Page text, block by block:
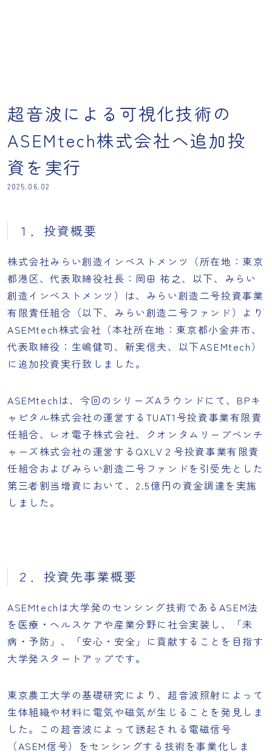
超音波による可視化技術の
ASEMtech株式会社へ追加投
資を実行
2025.06.02
１．投資概要
株式会社みらい創造インベストメンツ（所在地：東京
都港区、代表取締役社長：岡田 祐之、以下、みらい
創造インベストメンツ）は、みらい創造二号投資事業
有限責任組合（以下、みらい創造二号ファンド）より
ASEMtech株式会社（本社所在地：東京都小金井市、
代表取締役：生嶋健司、新実信夫、以下ASEMtech）
に追加投資実行致しました。
ASEMtechは、今回のシリーズAラウンドにて、BPキ
ャピタル株式会社の運営するTUAT1号投資事業有限責
任組合、レオ電子株式会社、クオンタムリープベンチ
ャーズ株式会社の運営するQXLV２号投資事業有限責
任組合およびみらい創造二号ファンドを引受先とした
第三者割当増資において、2.5億円の資金調達を実施
しました。
２．投資先事業概要
ASEMtechは大学発のセンシング技術であるASEM法
を医療・ヘルスケアや産業分野に社会実装し、「未
病・予防」、「安心・安全」に貢献することを目指す
大学発スタートアップです。
東京農工大学の基礎研究により、超音波照射によって
生体組織や材料に電気や磁気が生じることを発見しま
した。この超音波によって誘起される電磁信号
（ASEM信号）をセンシングする技術を事業化しま